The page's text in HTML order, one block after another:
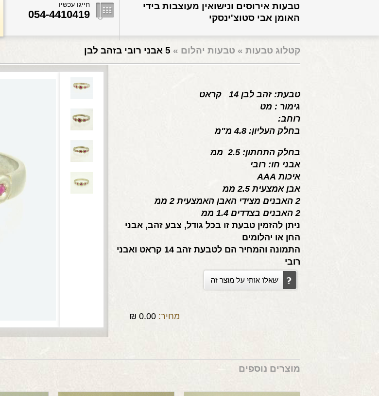
טבעות אירוסים ונישואין מעוצבות בידי
האומן אבי סטוצ'ינסקי
חייגו עכשיו
054-4410419
קטלוג טבעות » טבעות יהלום » 5 אבני רובי בזהב לבן
טבעת: זהב לבן 14 קראט
גימור : מט
רוחב:
בחלק העליון: 4.8 מ"מ
בחלק התחתון: 2.5 ממ
אבני חו: רובי
איכות AAA
אבן אמצעית 2.5 ממ
2 האבנים מצידי האבן האמצעית 2 ממ
2 האבנים בצדדים 1.4 ממ
ניתן להזמין טבעת זו בכל גודל, צבע זהב, אבני
החן או יהלומים
התמונה והמחיר הם לטבעת זהב 14 קראט ואבני
רובי
מחיר: 0.00
₪
מוצרים נוספים